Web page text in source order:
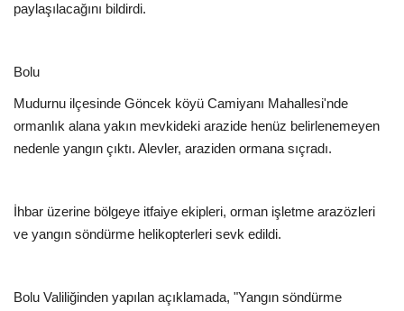
paylaşılacağını bildirdi.
Bolu
Mudurnu ilçesinde Göncek köyü Camiyanı Mahallesi'nde
ormanlık alana yakın mevkideki arazide henüz belirlenemeyen
nedenle yangın çıktı. Alevler, araziden ormana sıçradı.
İhbar üzerine bölgeye itfaiye ekipleri, orman işletme arazözleri
ve yangın söndürme helikopterleri sevk edildi.
Bolu Valiliğinden yapılan açıklamada, "Yangın söndürme